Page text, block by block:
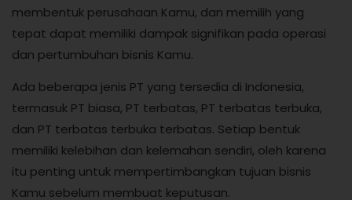
membentuk perusahaan Kamu, dan memilih yang
tepat dapat memiliki dampak signifikan pada operasi
dan pertumbuhan bisnis Kamu.
Ada beberapa jenis PT yang tersedia di Indonesia,
termasuk PT biasa, PT terbatas, PT terbatas terbuka,
dan PT terbatas terbuka terbatas. Setiap bentuk
memiliki kelebihan dan kelemahan sendiri, oleh karena
itu penting untuk mempertimbangkan tujuan bisnis
Kamu sebelum membuat keputusan.